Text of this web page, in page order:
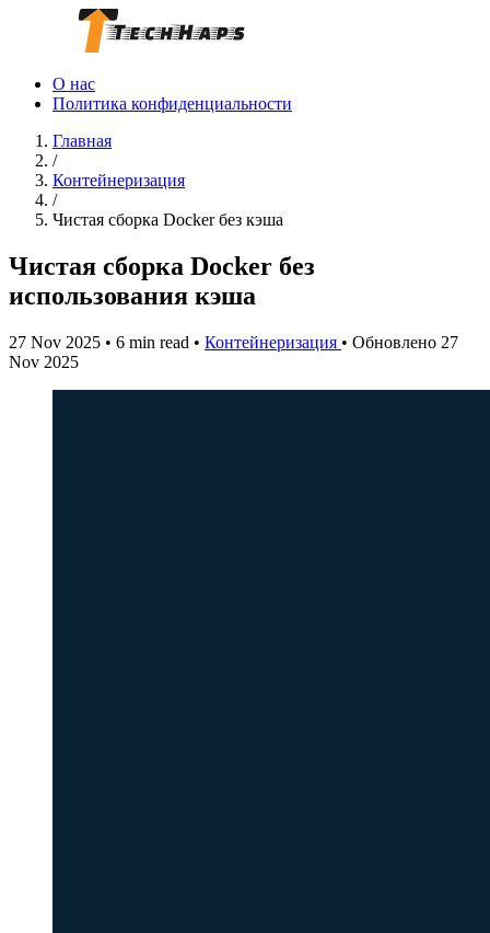
О нас
Политика конфиденциальности
Главная
/
Контейнеризация
/
Чистая сборка Docker без кэша
Чистая сборка Docker без
использования кэша
27 Nov 2025 • 6 min read • Контейнеризация • Обновлено 27
Nov 2025